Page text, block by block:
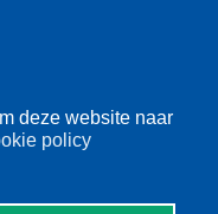
deze website naar
policy